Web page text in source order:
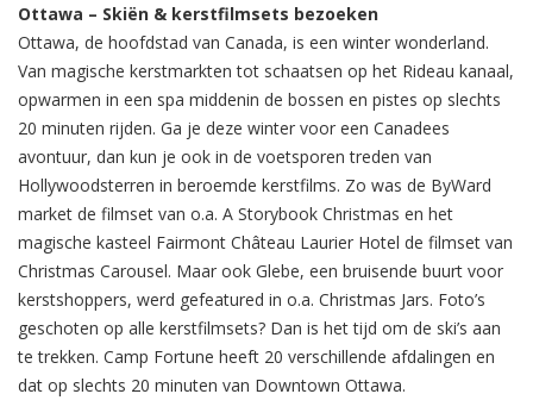
Ottawa – Skiën & kerstfilmsets bezoeken
Ottawa, de hoofdstad van Canada, is een winter wonderland.
Van magische kerstmarkten tot schaatsen op het Rideau kanaal,
opwarmen in een spa middenin de bossen en pistes op slechts
20 minuten rijden. Ga je deze winter voor een Canadees
avontuur, dan kun je ook in de voetsporen treden van
Hollywoodsterren in beroemde kerstfilms. Zo was de ByWard
market de filmset van o.a. A Storybook Christmas en het
magische kasteel Fairmont Château Laurier Hotel de filmset van
Christmas Carousel. Maar ook Glebe, een bruisende buurt voor
kerstshoppers, werd gefeatured in o.a. Christmas Jars. Foto’s
geschoten op alle kerstfilmsets? Dan is het tijd om de ski’s aan
te trekken. Camp Fortune heeft 20 verschillende afdalingen en
dat op slechts 20 minuten van Downtown Ottawa.